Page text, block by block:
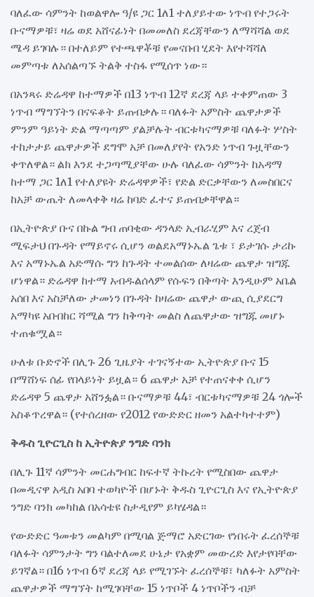
ባለፈው ሳምንት ከወልዋሎ ዓ/ዩ ጋር 1ለ1 ተለያይተው ነጥብ የተጋሩት
ቡናማዎቹ፣ ዛሬ ወደ አሸናፊነት በመመለስ ደረጃቸውን ለማሻሻል ወደ
ሜዳ ይገባሉ። በተለይም የተጫዋቾቹ የመናበብ ሂደት እየተሻሻለ
መምጣቱ ለአሰልጣኙ ትልቅ ተስፋ የሚሰጥ ነው።
በአንጻሩ ድሬዳዋ ከተማዎች በ13 ነጥብ 12ኛ ደረጃ ላይ ተቀምጠው 3
ነጥብ ማግኘትን በናፍቆት ይጠብቃሉ። ባለፉት አምስት ጨዋታዎች
ምንም ዓይነት ድል ማጣጣም ያልቻሉት ብርቱካናማዎቹ ባለፉት ሦስት
ተከታታይ ጨዋታዎች ደግሞ አቻ በመለያየት የአንድ ነጥብ ጉዟቸውን
ቀጥለዋል። ልክ እንደ ተጋጣሚያቸው ሁሉ ባለፈው ሳምንት ከአዳማ
ከተማ ጋር 1ለ1 የተለያዩት ድሬዳዋዎች፣ የድል ድርቃቸውን ለመስበርና
ከአቻ ውጤት ለመላቀቅ ዛሬ ከባድ ፈተና ይጠብቃቸዋል።
በኢትዮጵያ ቡና በኩል ግብ ጠባቂው ዳንላድ ኢብራሂም እና ረጀብ
ሚፍታህ በጉዳት የማይኖሩ ሲሆን ወልደአማኑኤል ጌቱ ፣ ይታገሱ ታሪኩ
እና አማኑኤል አድማሱ ግን ከጉዳት ተመልሰው ለዛሬው ጨዋታ ዝግጁ
ሆነዋል። ድሬዳዋ ከተማ አብዱልሰላም የሱፍን በቅጣት እንዲሁም አቤል
አሰበ እና አስቻለው ታመነን በጉዳት ከዛሬው ጨዋታ ውጪ ሲያደርግ
አማካዩ አቡበከር ሻሚል ግን ከቅጣት መልስ ለጨዋታው ዝግጁ መሆኑ
ተጠቁሟል።
ሁለቱ ቡድኖች በሊጉ 26 ጊዜያት ተገናኝተው ኢትዮጵያ ቡና 15
በማሸነፍ ሰፊ የበላይነት ይዟል። 6 ጨዋታ አቻ የተጠናቀቀ ሲሆን
ድሬዳዋ 5 ጨዋታ አሸንፏል። ቡናማዎቹ 44፣ ብርቱካናማዎቹ 24 ጎሎች
አስቆጥረዋል። (የተሰረዘው የ2012 የውድድር ዘመን አልተካተተም)
ቅዱስ ጊዮርጊስ ከ ኢትዮጵያ ንግድ ባንክ
በሊጉ 11ኛ ሳምንት መርሐግብር ከፍተኛ ትኩረት የሚስበው ጨዋታ
በመዲናዋ አዲስ አበባ ተወካዮች በሆኑት ቅዱስ ጊዮርጊስ እና የኢትዮጵያ
ንግድ ባንክ መካከል በአሳቴዩ ስታዲየም ይካሄዳል።
የውድድር ዓመቱን መልካም በሚባል ጅማሮ አድርገው የነበሩት ፈረሰኞቹ
ባለፉት ሳምንታት ግን ባልተለመደ ሁኔታ የአቋም መውረድ እየታየባቸው
ይገኛል። በ16 ነጥብ 6ኛ ደረጃ ላይ የሚገኙት ፈረሰኞቹ፣ ካለፉት አምስት
ጨዋታዎች ማግኘት ከሚገባቸው 15 ነጥቦች 4 ነጥቦችን ብቻ